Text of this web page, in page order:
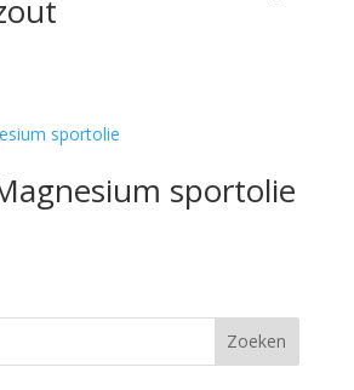
sportolie
Zoeken